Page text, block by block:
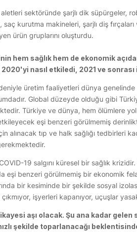
sektöründe şarjlı dik süpürgeler,
saç kurutma makineleri, şarjlı diş
ürün gruplarını oluşturdu.
hem sağlık hem de ekonomik
nasıl etkiledi, 2021 ve
üretim faaliyetleri dünya
Global düzeyde olduğu gibi
Türkiye ve dünya, hem ölümlere yol
eşi benzeri görülmemiş
alınacak tıp ve halk sağlığı tedbirleri
19 salgını küresel bir sağlık
eşi benzeri görülmemiş bir ekonomik
bir kesiminde bir şekilde sosyal
işyerleri kapanıyor, uçuşlar
aşı olacak. Şu ana kadar
şekilde toparlanacağı